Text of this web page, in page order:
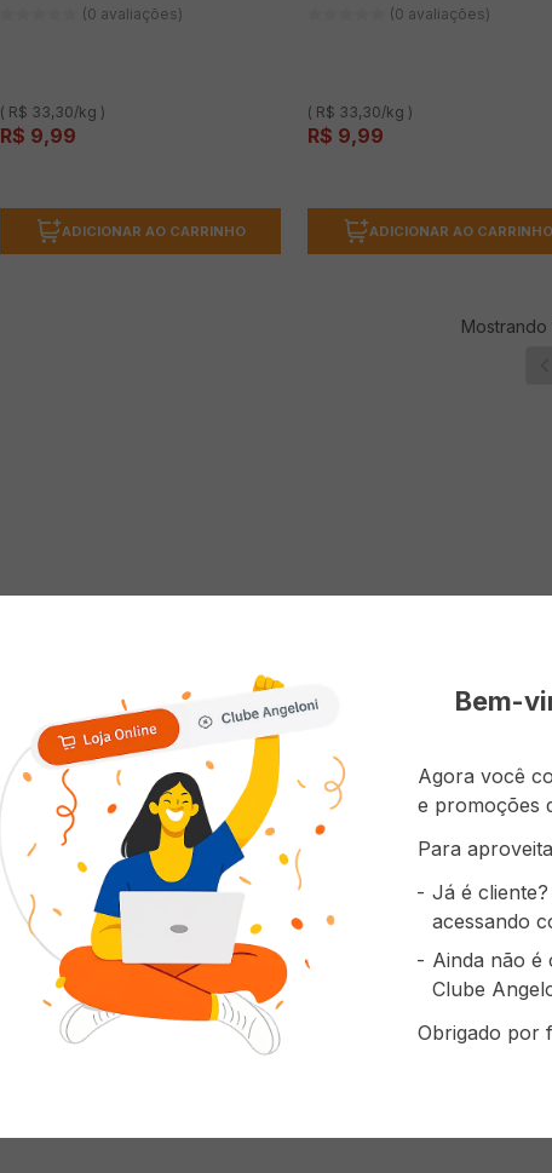
(0 avaliações)
( R$ 33,30/kg )
R$ 9,99
ADICIONAR AO CARRINHO
(0 avaliações)
( R$ 33,30/kg )
R$ 9,99
ADICIONAR AO CARRINHO
Mostrando
Bem-
Agora você
e promoções
Para
Já é
acessando
Ainda não é
Clube
Obrigado por